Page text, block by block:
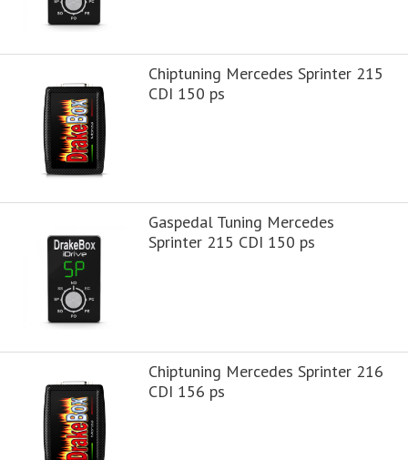
Chiptuning Mercedes Sprinter 215
CDI 150 ps
Gaspedal Tuning Mercedes
Sprinter 215 CDI 150 ps
Chiptuning Mercedes Sprinter 216
CDI 156 ps